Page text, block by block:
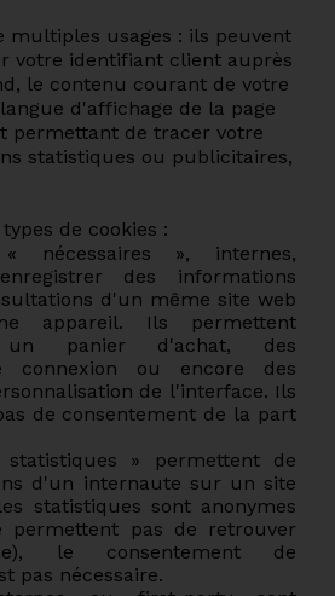
multiples usages : ils peuvent
votre identifiant client auprès
le contenu courant de votre
d'affichage de la page
permettant de tracer votre
statistiques ou publicitaires,
de cookies :
nécessaires », internes,
des informations
d'un même site web
appareil. Ils permettent
un panier d'achat, des
connexion ou encore des
de l'interface. Ils
de consentement de la part
statistiques » permettent de
d'un internaute sur un site
statistiques sont anonymes
permettent pas de retrouver
le consentement de
pas nécessaire.